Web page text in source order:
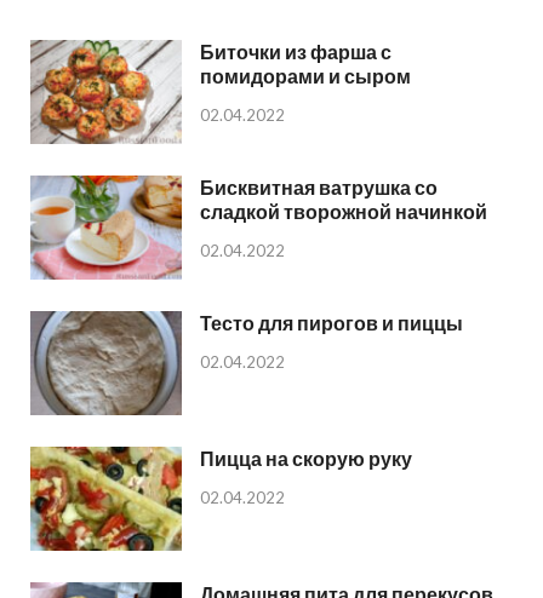
Биточки из фарша с
помидорами и сыром
02.04.2022
Бисквитная ватрушка со
сладкой творожной начинкой
02.04.2022
Тесто для пирогов и пиццы
02.04.2022
Пицца на скорую руку
02.04.2022